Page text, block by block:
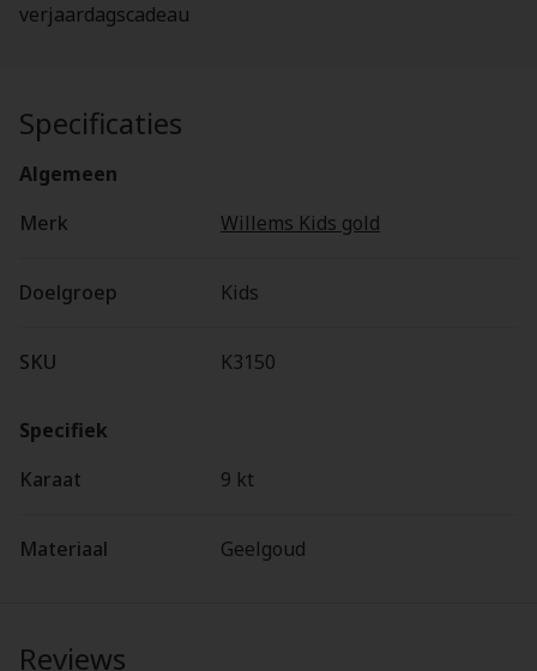
verjaardagscadeau
Specificaties
Algemeen
Merk
Willems Kids gold
Doelgroep Kids
SKU K3150
Specifiek
Karaat
9 kt
Materiaal Geelgoud
Reviews